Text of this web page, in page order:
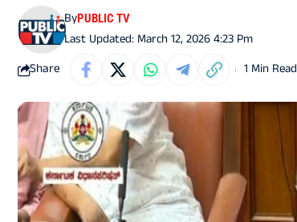
Last Updated: March 12, 2026 4:23 Pm
ByPUBLIC TV
Share 1 Min Read